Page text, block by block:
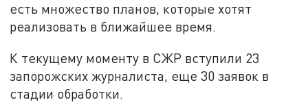
есть множество планов, которые хотят
реализовать в ближайшее время.
К текущему моменту в СЖР вступили 23
запорожских журналиста, еще 30 заявок в
стадии обработки.